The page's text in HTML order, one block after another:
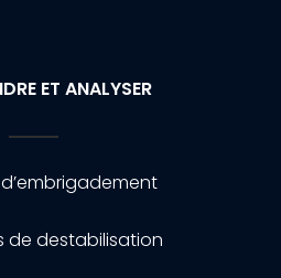
ET ANALYSER
de destabilisation